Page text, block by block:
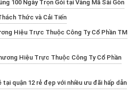
100 Ngày Trọn Gói tại Vàng Mã Sài Gòn
Thức và Cải Tiến
Hiệu Trực Thuộc Công Ty Cổ Phần TM
Hiệu Trực Thuộc Công Ty Cổ Phần
quận 12 rẻ đẹp với nhiều ưu đãi hấp dẫn